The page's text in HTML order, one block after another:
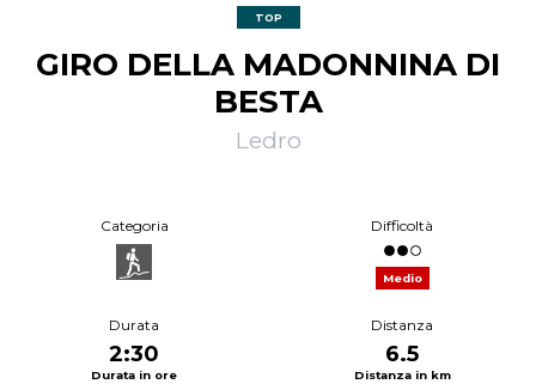
TOP
GIRO DELLA MADONNINA DI
BESTA
Ledro
Categoria Difficoltà
Medio
Durata
2:30
Durata in ore
Distanza
6.5
Distanza in km